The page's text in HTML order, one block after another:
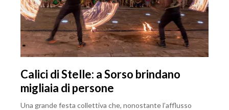
Calici di Stelle: a Sorso brindano
migliaia di persone
Una grande festa collettiva che, nonostante l’afflusso